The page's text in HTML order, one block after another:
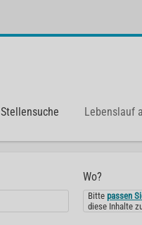
Stellensuche Lebenslauf
Wo?
Bittepassen
diese Inhalte